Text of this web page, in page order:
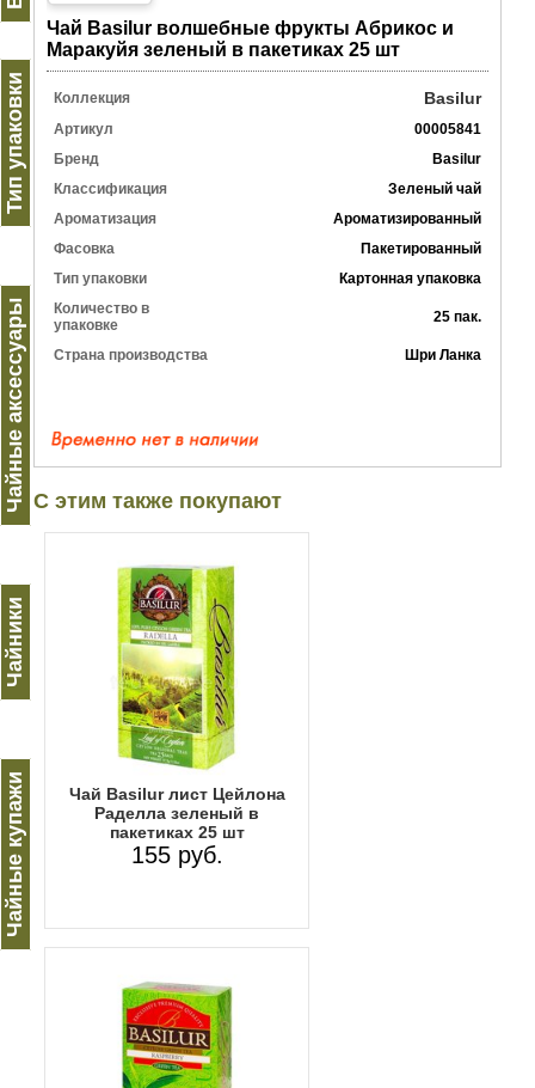
Тип упаковки
Чайные аксессуары
Чайники
Чайные купажи
Чай Basilur волшебные фрукты Абрикос и
Маракуйя зеленый в пакетиках 25 шт
Коллекция Basilur
Артикул
00005841
Бренд
Basilur
Классификация
Зеленый чай
Ароматизация
Ароматизированный
Фасовка
Пакетированный
Тип упаковки
Картонная упаковка
Количество в
упаковке
25 пак.
Страна производства Шри Ланка
С этим также покупают
Чай Basilur лист Цейлона
Раделла зеленый в
пакетиках 25 шт
155 руб.